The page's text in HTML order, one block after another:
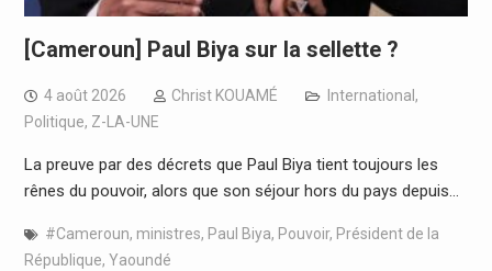
[Cameroun] Paul Biya sur la sellette ?
4 août 2026 Christ KOUAMÉ International ,
Politique, Z-LA-UNE
La preuve par des décrets que Paul Biya tient toujours les
rênes du pouvoir, alors que son séjour hors du pays depuis…
#Cameroun, ministres, Paul Biya, Pouvoir, Président de la
République, Yaoundé